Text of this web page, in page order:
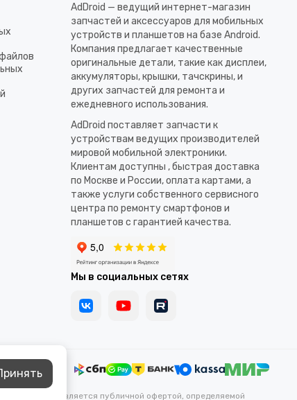
AdDroid — ведущий интернет-магазин
запчастей и аксессуаров для мобильных
устройств и планшетов на базе Android.
Компания предлагает качественные
оригинальные детали, такие как дисплеи,
аккумуляторы, крышки, тачскрины, и
других запчастей для ремонта и
ежедневного использования.​
AdDroid поставляет запчасти к
устройствам ведущих производителей
мировой мобильной электроники.
Клиентам доступны , быстрая доставка
по Москве и России, оплата картами, а
также услуги собственного сервисного
центра по ремонту смартфонов и
планшетов с гарантией качества.
Мы в социальных сетях
условиях не является публичной офертой, определяемой